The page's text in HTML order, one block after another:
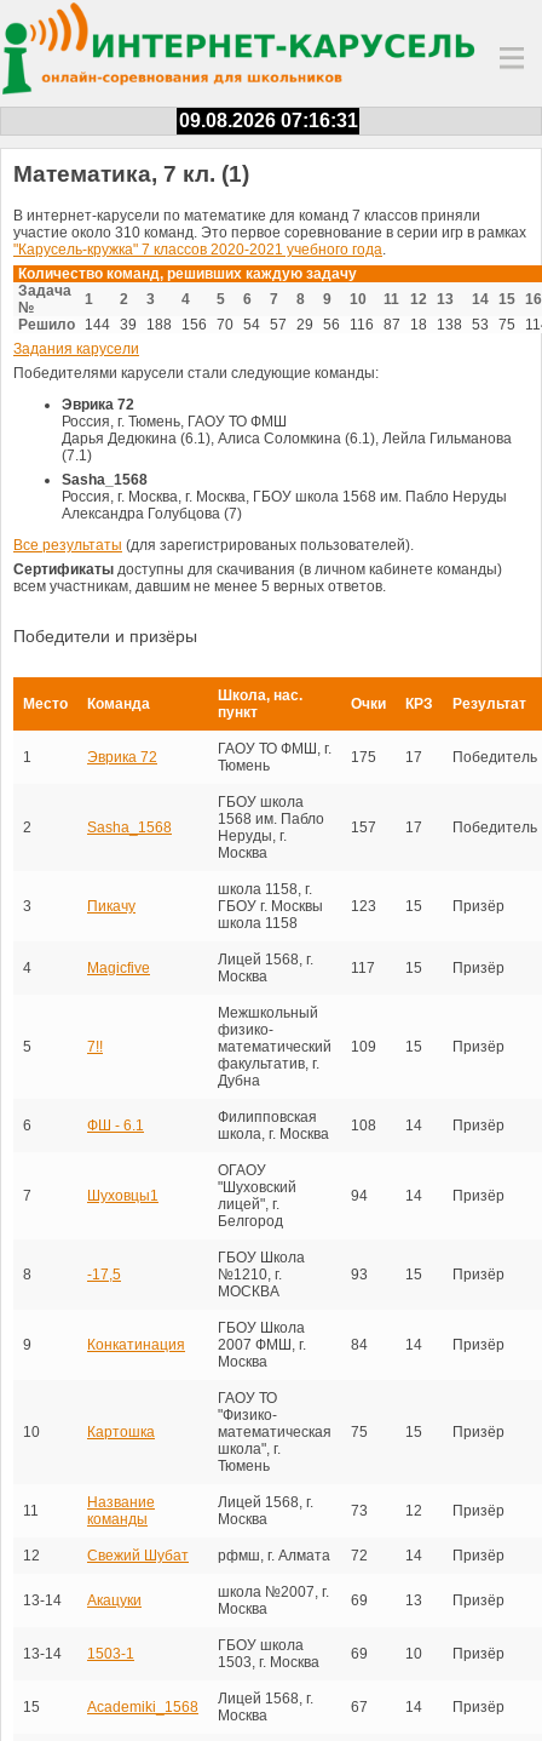
09.08.2026 07:16:32
Математика, 7 кл. (1)
В интернет-карусели по математике для команд 7 классов приняли
участие около 310 команд. Это первое соревнование в серии игр в рамках
"Карусель-кружка" 7 классов 2020-2021 учебного года
Количество команд, решивших каждую задачу
Задача
№
1 2 3 4 5 6 7 8 9 10 11 12 13 14 15
16
Решило
144 39 188 156 70 54 57 29 56 116 87 18 138 53 75
Задания карусели
Победителями карусели стали следующие команды:
Эврика 72
Россия, г. Тюмень, ГАОУ ТО ФМШ
Дарья Дедюкина (6.1), Алиса Соломкина (6.1), Лейла Гильманова
(7.1)
Sasha_1568
Россия, г. Москва, г. Москва, ГБОУ школа 1568 им. Пабло Неруды
Александра Голубцова (7)
Все результаты (для зарегистрированых пользователей).
Сертификаты доступны для скачивания (в личном кабинете команды)
всем участникам, давшим не менее 5 верных ответов.
Победители и призёры
Место Команда
Школа, нас.
пункт
Очки КРЗ Результат
1 Эврика 72
ГАОУ ТО ФМШ, г.
Тюмень
175 17 Победитель
2 Sasha_1568
ГБОУ школа
1568 им. Пабло
Неруды, г.
Москва
157 17 Победитель
3 Пикачу
школа 1158, г.
ГБОУ г. Москвы
школа 1158
123 15 Призёр
4 Magicfive
Лицей 1568, г.
Москва
117 15 Призёр
5 7!!
Межшкольный
физико-
математический
факультатив, г.
Дубна
109 15 Призёр
6 ФШ - 6.1
Филипповская
школа, г. Москва
108 14 Призёр
7 Шуховцы1
ОГАОУ
"Шуховский
лицей", г.
Белгород
94 14 Призёр
8 -17,5
ГБОУ Школа
№1210, г.
МОСКВА
93 15 Призёр
9 Конкатинация
ГБОУ Школа
2007 ФМШ, г.
Москва
84 14 Призёр
10 Картошка
ГАОУ ТО
"Физико-
математическая
школа", г.
Тюмень
75 15 Призёр
11
Название
команды
Лицей 1568, г.
Москва
73 12 Призёр
12 Свежий Шубат рфмш, г. Алмата 72 14 Призёр
13-14 Акацуки
школа №2007, г.
Москва
69 13 Призёр
13-14 1503-1
ГБОУ школа
1503, г. Москва
69 10 Призёр
15 Academiki_1568
Лицей 1568, г.
Москва
67 14 Призёр